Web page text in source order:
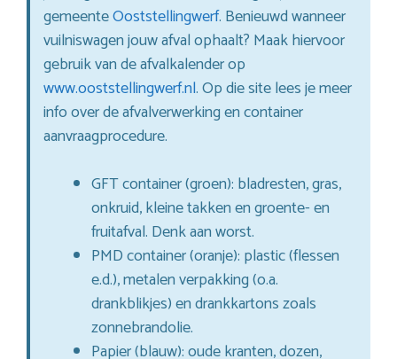
gemeenteOoststellingwerf. Benieuwd wanneer
vuilniswagen jouw afval ophaalt? Maak hiervoor
gebruik van de afvalkalender op
www.ooststellingwerf.nl. Op die site lees je meer
info over de afvalverwerking en container
aanvraagprocedure.
GFT container (groen): bladresten, gras,
onkruid, kleine takken en groente- en
fruitafval. Denk aan worst.
PMD container (oranje): plastic (flessen
e.d.), metalen verpakking (o.a.
drankblikjes) en drankkartons zoals
zonnebrandolie.
Papier (blauw): oude kranten, dozen,